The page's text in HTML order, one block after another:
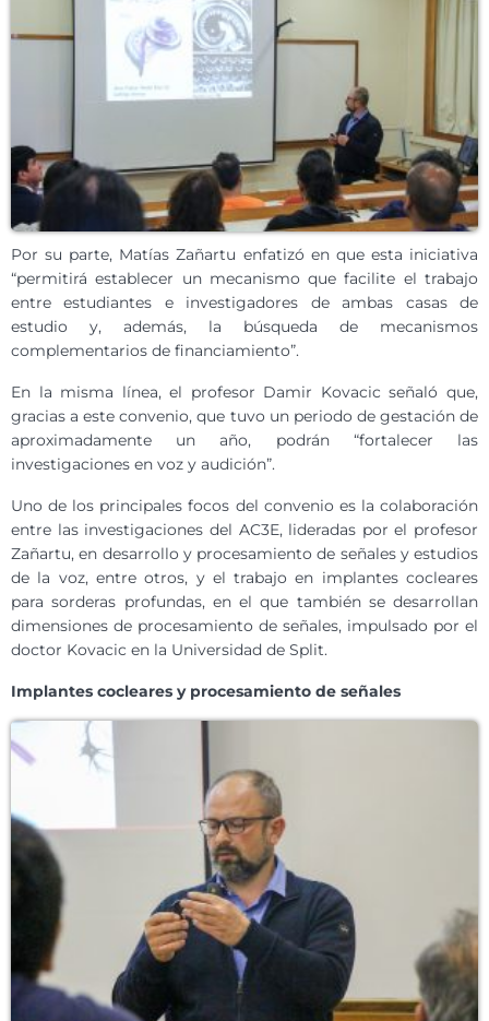
Por su parte, Matías Zañartu enfatizó en que esta iniciativa
“permitirá establecer un mecanismo que facilite el trabajo
entre estudiantes e investigadores de ambas casas de
estudio y, además, la búsqueda de mecanismos
complementarios de financiamiento”.
En la misma línea, el profesor Damir Kovacic señaló que,
gracias a este convenio, que tuvo un periodo de gestación de
aproximadamente un año, podrán “fortalecer las
investigaciones en voz y audición”.
Uno de los principales focos del convenio es la colaboración
entre las investigaciones del AC3E, lideradas por el profesor
Zañartu, en desarrollo y procesamiento de señales y estudios
de la voz, entre otros, y el trabajo en implantes cocleares
para sorderas profundas, en el que también se desarrollan
dimensiones de procesamiento de señales, impulsado por el
doctor Kovacic en la Universidad de Split.
Implantes cocleares y procesamiento de señales